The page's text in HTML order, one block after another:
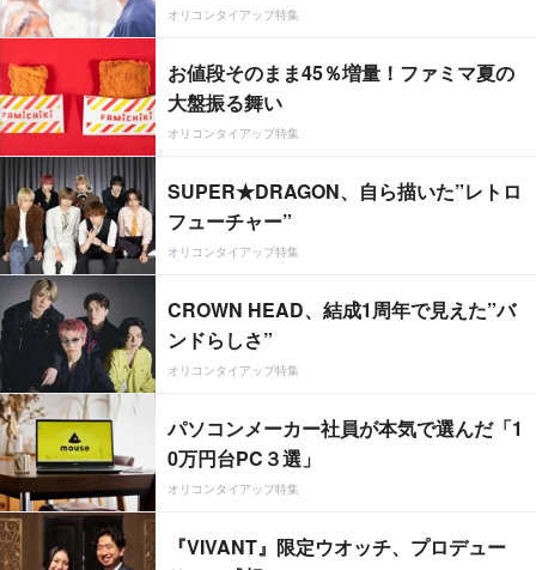
オリコンタイアップ特集
お値段そのまま45％増量！ファミマ夏の
大盤振る舞い
オリコンタイアップ特集
SUPER★DRAGON、自ら描いた”レトロ
フューチャー”
オリコンタイアップ特集
CROWN HEAD、結成1周年で見えた”バ
ンドらしさ”
オリコンタイアップ特集
パソコンメーカー社員が本気で選んだ「1
0万円台PC３選」
オリコンタイアップ特集
『VIVANT』限定ウオッチ、プロデュー